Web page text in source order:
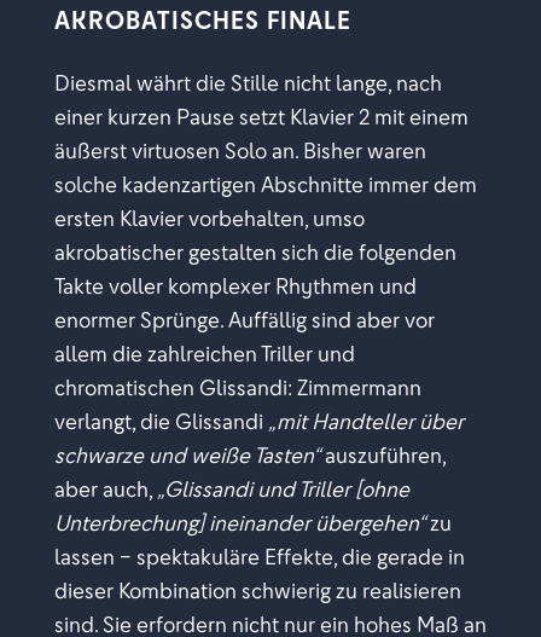
AKROBATISCHES FINALE
Diesmal währt die Stille nicht lange, nach
einer kurzen Pause setzt Klavier 2 mit einem
äußerst virtuosen Solo an. Bisher waren
solche kadenzartigen Abschnitte immer dem
ersten Klavier vorbehalten, umso
akrobatischer gestalten sich die folgenden
Takte voller komplexer Rhythmen und
enormer Sprünge. Auffällig sind aber vor
allem die zahlreichen Triller und
chromatischen Glissandi: Zimmermann
verlangt, die Glissandi „mit Handteller über
schwarze und weiße Tasten“auszuführen,
aber auch, „Glissandi und Triller [ohne
Unterbrechung] ineinander übergehen“zu
lassen – spektakuläre Effekte, die gerade in
dieser Kombination schwierig zu realisieren
sind. Sie erfordern nicht nur ein hohes Maß an